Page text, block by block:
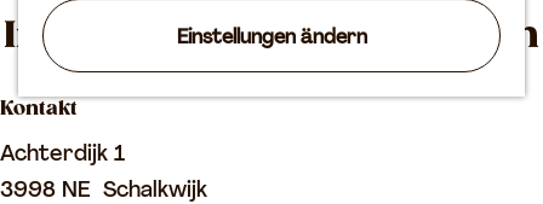
Einstellungen ändern
H
m
e
p
Inundierungsfeld Blokhoven
Kontakt
Achterdijk 1
3998 NE Schalkwijk